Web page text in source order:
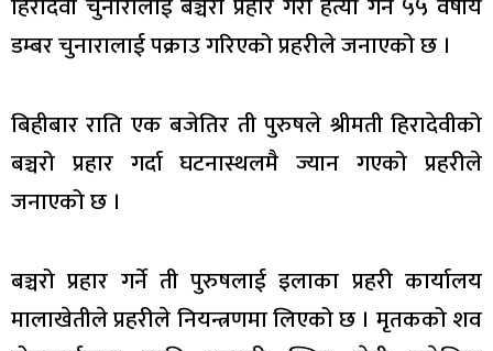
डम्बर चुनारालाई पक्राउ गरिएको प्रहरीले जनाएको छ ।
बिहीबार राति एक बजेतिर ती पुरुषले श्रीमती हिरादेवीको
बञ्चरो प्रहार गर्दा घटनास्थलमै ज्यान गएको प्रहरीले
जनाएको छ ।
बञ्चरो प्रहार गर्ने ती पुरुषलाई इलाका प्रहरी कार्यालय
मालाखेतीले प्रहरीले नियन्त्रणमा लिएको छ । मृतकको शव